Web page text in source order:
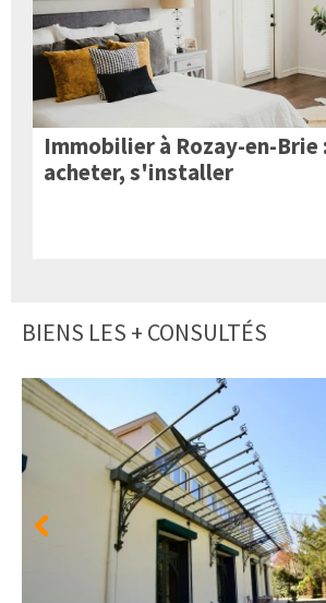
Immobilier à Rozay-en-Brie
acheter, s'installer
BIENS LES + CONSULTÉS